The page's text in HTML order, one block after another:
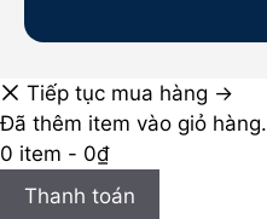
Tiếp tục mua hàng →
Đã thêm item vào giỏ hàng.
0 item - 0₫
Thanh toán